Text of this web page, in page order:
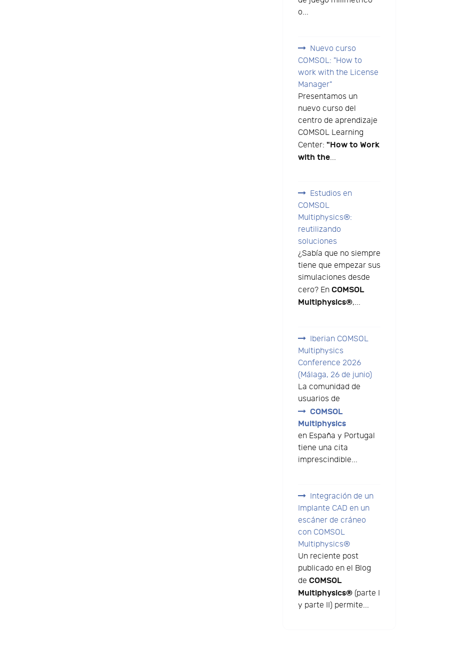
o...
Nuevo curso
COMSOL: "How to
work with the License
Manager"
Presentamos un
nuevo curso del
centro de aprendizaje
COMSOL Learning
Center: "How to Work
with the...
Estudios en
COMSOL
Multiphysics®:
reutilizando
soluciones
¿Sabía que no siempre
tiene que empezar sus
simulaciones desde
cero? EnCOMSOL
Multiphysics®,...
Iberian COMSOL
Multiphysics
Conference 2026
(Málaga, 26 de junio)
La comunidad de
usuarios de
COMSOL
Multiphysics
en España y Portugal
tiene una cita
imprescindible...
Integración de un
Implante CAD en un
escáner de cráneo
con COMSOL
Multiphysics®
Un reciente post
publicado en el Blog
de COMSOL
Multiphysics®(parte I
y parte II) permite...